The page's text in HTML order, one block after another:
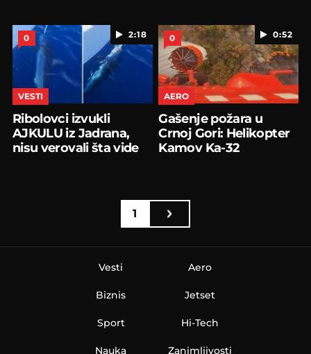
2:18
0
VESTI
Ribolovci izvukli
AJKULU iz Jadrana,
nisu verovali šta vide
0:52
0
AERO
Gašenje požara u
Crnoj Gori: Helikopter
Kamov Ka-32
1
Vesti
Biznis
Sport
Nauka
Aero
Jetset
Hi-Tech
Zanimljivosti